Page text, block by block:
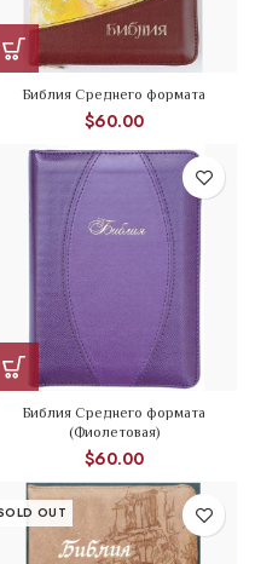
Библия Среднего формата
$60.00
Библия Среднего формата
(Фиолетовая)
$60.00
OUT